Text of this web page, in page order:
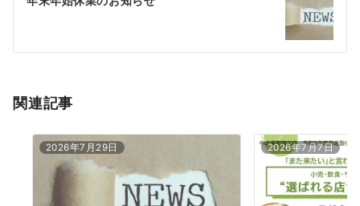
シ
ン
関連記事
2026年7月29日 2026年7月7日